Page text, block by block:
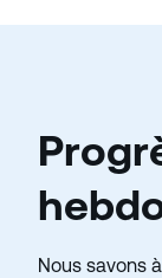
Nous savons